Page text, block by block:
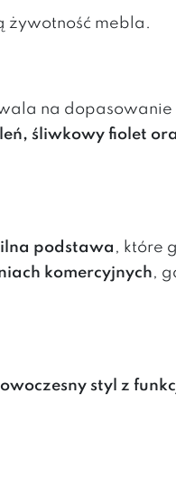
żywotność mebla.
na
śliwkowy fiolet
podstawa , które
komercyjnych,
styl z